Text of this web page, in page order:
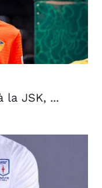
la JSK, ...